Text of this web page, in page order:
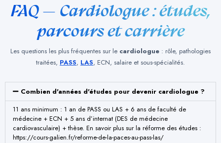
FAQ — Cardiologue : études,
parcours et carrière
Les questions les plus fréquentes sur le cardiologue : rôle, pathologies
traitées, PASS, LAS, ECN, salaire et sous-spécialités.
Combien d'années d'études pour devenir cardiologue ?
11 ans minimum : 1 an de PASS ou LAS + 6 ans de faculté de
médecine + ECN + 5 ans d’internat (DES de médecine
cardiovasculaire) + thèse. En savoir plus sur la réforme des études :
https://cours-galien.fr/reforme-de-la-paces-au-pass-las/